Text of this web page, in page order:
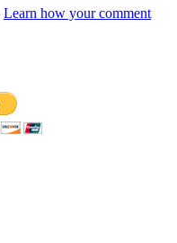
Learn how your comment